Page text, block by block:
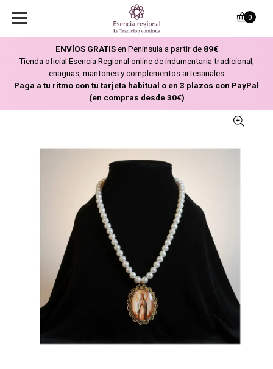
ENVÍOS GRATISen Península a partir de 89€
Tienda oficial Esencia Regional online de indumentaria tradicional,
enaguas, mantones y complementos artesanales
Paga a tu ritmo con tu tarjeta habitual o en 3 plazos con PayPal
(en compras desde 30€)
0